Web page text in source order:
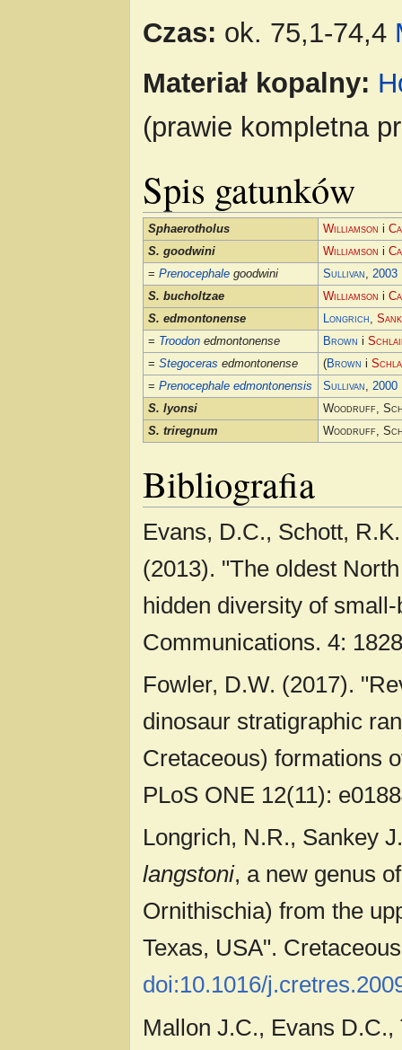
Czas: ok. 75,1-74,4
Materiał kopalny:
(prawie kompletna
Spis gatunków
Sphaerotholus Williamson i
S. goodwini
Williamson i
=Prenocephale goodwini Sullivan,2003
S. bucholtzae
Williamson i
S. edmontonense
Longrich,
= Troodon edmontonense Brown i
=Stegoceras edmontonense (Brown i
=Prenocephale edmontonensis Sullivan,2000
S. lyonsi
Woodruff,
S. triregnum
Woodruff,
Bibliografia
Evans, D.C., Schott,
(2013). "The oldest
hidden diversity of
Communications. 4:
Fowler, D.W. (2017).
dinosaur stratigraphic
Cretaceous) formations
PLoS ONE 12(11):
Longrich, N.R., Sankey
langstoni, a new genus
Ornithischia) from the
Texas, USA".
doi:10.1016/
Mallon J.C., Evans